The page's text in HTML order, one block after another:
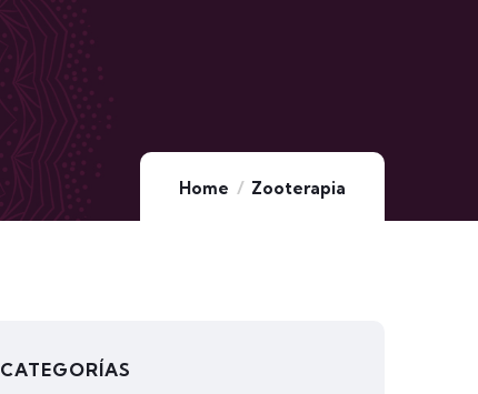
Home Zooterapia
CATEGORÍAS